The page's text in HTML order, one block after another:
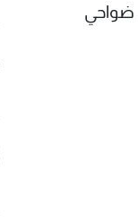
ضواحي